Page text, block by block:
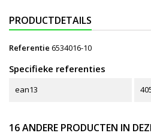
PRODUCTDETAILS
Referentie 6534016-10
Specifieke referenties
ean13
16 ANDERE PRODUCTEN IN